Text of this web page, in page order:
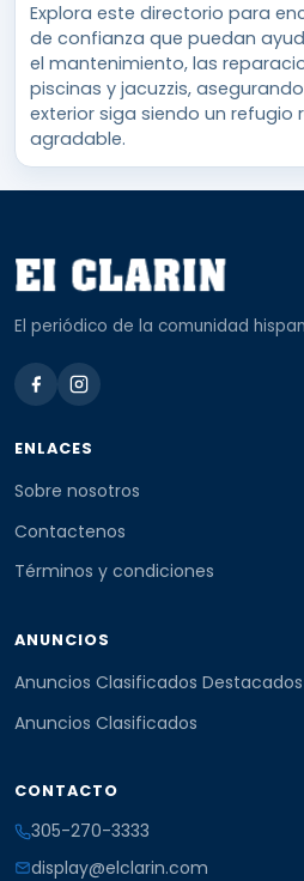
Explora este directorio para
de confianza que puedan
el mantenimiento, las
piscinas y jacuzzis,
exterior siga siendo un refugio
agradable.
El periódico de la comunidad
ENLACES
Sobre nosotros
Contactenos
Términos y condiciones
ANUNCIOS
Anuncios Clasificados Destacados
Anuncios Clasificados
CONTACTO
305-270-3333
display@elclarin.com